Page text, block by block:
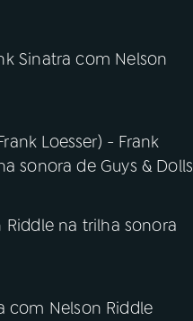
Sinatra com Nelson
Loesser) - Frank
sonora de Guys & Dolls
Riddle na trilha sonora
com Nelson Riddle